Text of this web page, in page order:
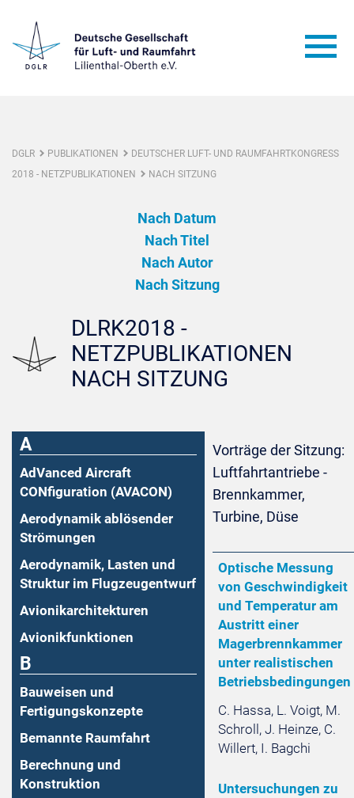
DGLR PUBLIKATIONEN
DEUTSCHER LUFT- UND RAUMFAHRTKONGRESS
2018 - NETZPUBLIKATIONEN
NACH SITZUNG
Nach Datum
Nach Titel
Nach Autor
Nach Sitzung
DLRK2018 -
NETZPUBLIKATIONEN
NACH SITZUNG
A
AdVanced Aircraft
CONfiguration (AVACON)
Aerodynamik ablösender
Strömungen
Aerodynamik, Lasten und
Struktur im Flugzeugentwurf
Avionikarchitekturen
Avionikfunktionen
B
Bauweisen und
Fertigungskonzepte
Bemannte Raumfahrt
Berechnung und
Konstruktion
Vorträge der Sitzung:
Luftfahrtantriebe -
Brennkammer,
Turbine, Düse
Optische Messung
von Geschwindigkeit
und Temperatur am
Austritt einer
Magerbrennkammer
unter realistischen
Betriebsbedingungen
C. Hassa, L. Voigt, M.
Schroll, J. Heinze, C.
Willert, I. Bagchi
Untersuchungen zu